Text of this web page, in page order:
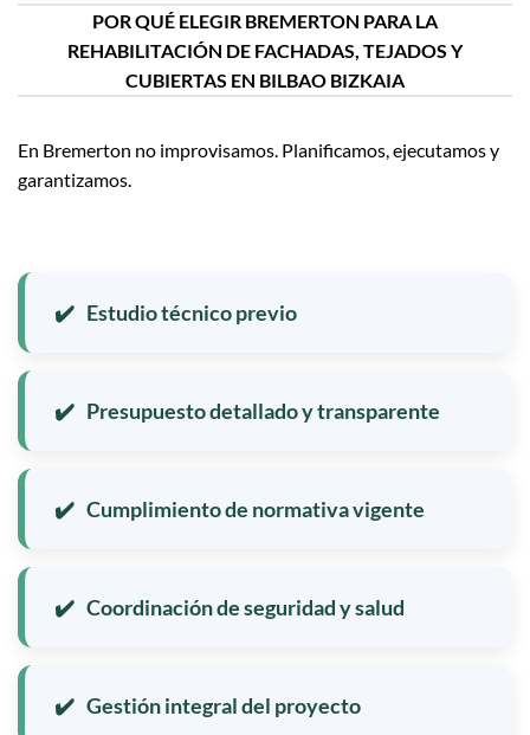
POR QUÉ ELEGIR BREMERTON PARA LA
REHABILITACIÓN DE FACHADAS, TEJADOS Y
CUBIERTAS EN BILBAO BIZKAIA
En Bremerton no improvisamos. Planificamos, ejecutamos y
garantizamos.
Estudio técnico previo
Presupuesto detallado y transparente
Cumplimiento de normativa vigente
Coordinación de seguridad y salud
Gestión integral del proyecto